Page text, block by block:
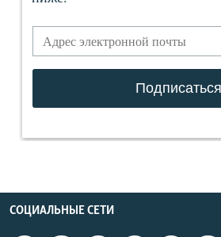
СОЦИАЛЬНЫЕ СЕТИ